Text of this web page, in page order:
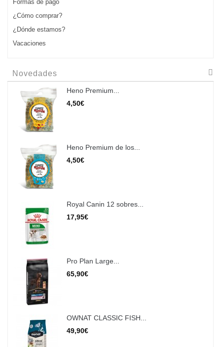
Formas de pago
¿Cómo comprar?
¿Dónde estamos?
Vacaciones
Novedades
Heno Premium...
4,50€
Heno Premium de los...
4,50€
Royal Canin 12 sobres...
17,95€
Pro Plan Large...
65,90€
OWNAT CLASSIC FISH...
49,90€